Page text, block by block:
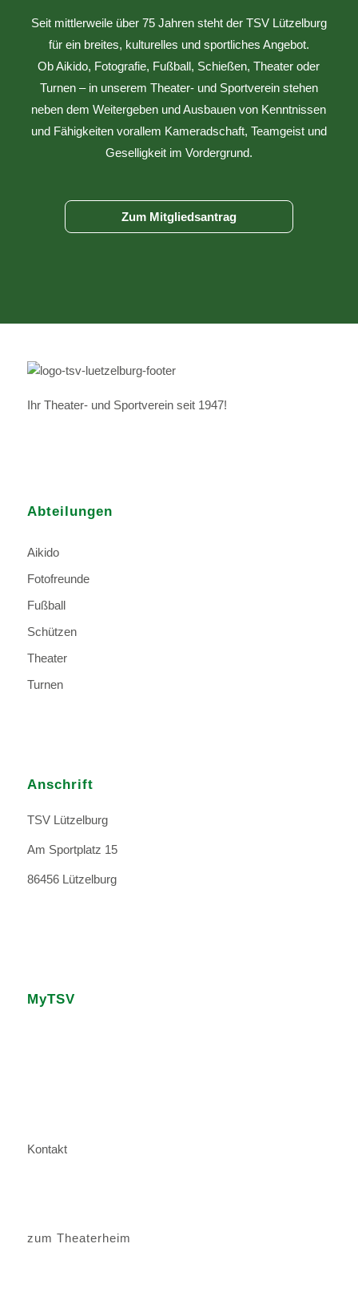
Seit mittlerweile über 75 Jahren steht der TSV Lützelburg
für ein breites, kulturelles und sportliches Angebot.
Ob Aikido, Fotografie, Fußball, Schießen, Theater oder
Turnen – in unserem Theater- und Sportverein stehen
neben dem Weitergeben und Ausbauen von Kenntnissen
und Fähigkeiten vorallem Kameradschaft, Teamgeist und
Geselligkeit im Vordergrund.
Zum Mitgliedsantrag
Ihr Theater- und Sportverein seit 1947!
Abteilungen
Aikido
Fotofreunde
Fußball
Schützen
Theater
Turnen
Anschrift
TSV Lützelburg
Am Sportplatz 15
86456 Lützelburg
MyTSV
Kontakt
zum Theaterheim